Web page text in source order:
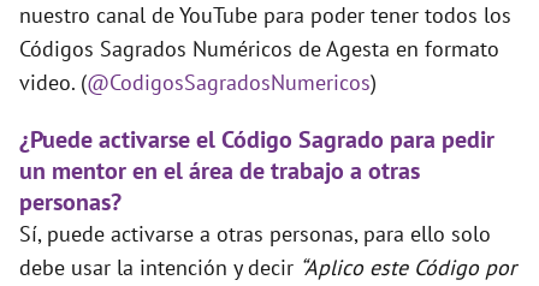
nuestro canal de YouTube para poder tener todos los
Códigos Sagrados Numéricos de Agesta en formato
video. (@CodigosSagradosNumericos)
¿Puede activarse el Código Sagrado para pedir
un mentor en el área de trabajo a otras
personas?
Sí, puede activarse a otras personas, para ello solo
debe usar la intención y decir “Aplico este Código por